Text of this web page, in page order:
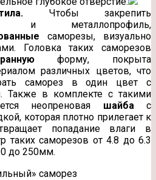
Чтобы закрепить
и металлопрофиль,
саморезы, визуально
Головка таких саморезов
форму, покрыта
различных цветов, что
саморез в один цвет с
Также в комплекте с такими
неопреновая шайбас
которая плотно прилегает к
попадание влаги в
таких саморезов от 4.8 до 6.3
до 250мм.
саморез